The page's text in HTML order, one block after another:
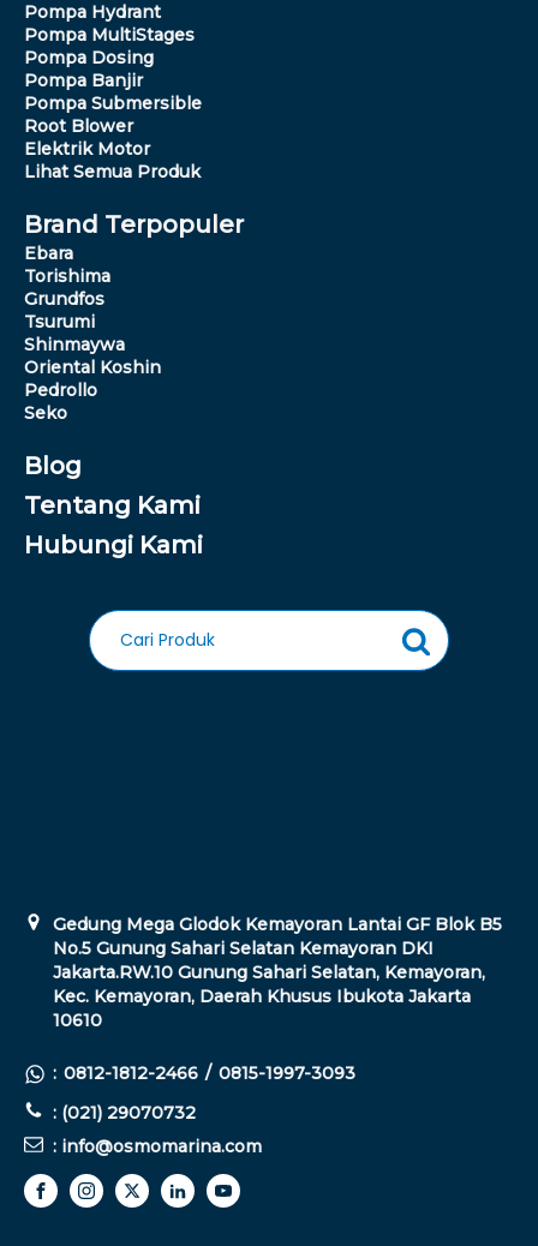
Pompa Hydrant
Pompa MultiStages
Pompa Dosing
Pompa Banjir
Pompa Submersible
Root Blower
Elektrik Motor
Lihat Semua Produk
Brand Terpopuler
Ebara
Torishima
Grundfos
Tsurumi
Shinmaywa
Oriental Koshin
Pedrollo
Seko
Blog
Tentang Kami
Hubungi Kami
Gedung Mega Glodok Kemayoran Lantai GF Blok B5
No.5 Gunung Sahari Selatan Kemayoran DKI
Jakarta.RW.10 Gunung Sahari Selatan, Kemayoran,
Kec. Kemayoran, Daerah Khusus Ibukota Jakarta
10610
: 0812-1812-2466 / 0815-1997-3093
: (021) 29070732
: info@osmomarina.com